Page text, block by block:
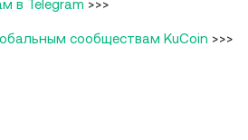
в Telegram >>>
сообществам KuCoin >>>